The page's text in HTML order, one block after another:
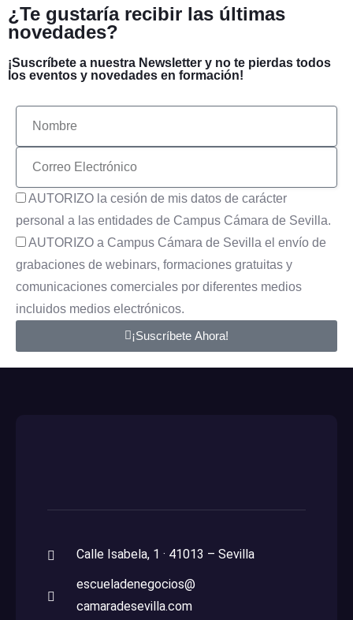
¿Te gustaría recibir las últimas
novedades?
¡Suscríbete a nuestra Newsletter y no te pierdas todos
los eventos y novedades en formación!
AUTORIZO la cesión de mis datos de carácter
personal a las entidades de Campus Cámara de Sevilla.
AUTORIZO a Campus Cámara de Sevilla el envío de
grabaciones de webinars, formaciones gratuitas y
comunicaciones comerciales por diferentes medios
incluidos medios electrónicos.
¡Suscríbete Ahora!
Calle Isabela, 1 · 41013 – Sevilla
escueladenegocios@
camaradesevilla.com